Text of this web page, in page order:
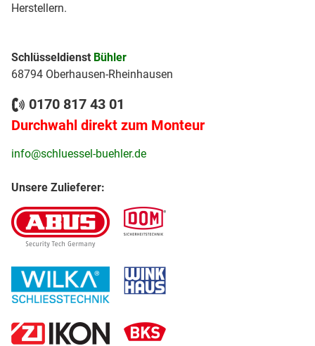
Herstellern.
Schlüsseldienst Bühler
68794 Oberhausen-Rheinhausen
0170 817 43 01
Durchwahl direkt zum Monteur
info@schluessel-buehler.de
Unsere Zulieferer: